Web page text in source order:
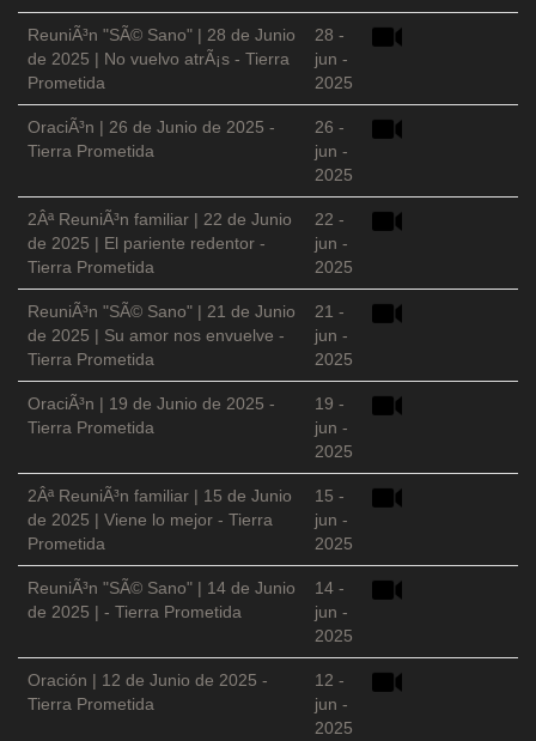
ReuniÃ³n "SÃ© Sano" | 28 de Junio
de 2025 | No vuelvo atrÃ¡s - Tierra
Prometida
28 -
jun -
2025
OraciÃ³n | 26 de Junio de 2025 -
Tierra Prometida
26 -
jun -
2025
2Âª ReuniÃ³n familiar | 22 de Junio
de 2025 | El pariente redentor -
Tierra Prometida
22 -
jun -
2025
ReuniÃ³n "SÃ© Sano" | 21 de Junio
de 2025 | Su amor nos envuelve -
Tierra Prometida
21 -
jun -
2025
OraciÃ³n | 19 de Junio de 2025 -
Tierra Prometida
19 -
jun -
2025
2Âª ReuniÃ³n familiar | 15 de Junio
de 2025 | Viene lo mejor - Tierra
Prometida
15 -
jun -
2025
ReuniÃ³n "SÃ© Sano" | 14 de Junio
de 2025 | - Tierra Prometida
14 -
jun -
2025
Oración | 12 de Junio de 2025 -
Tierra Prometida
12 -
jun -
2025